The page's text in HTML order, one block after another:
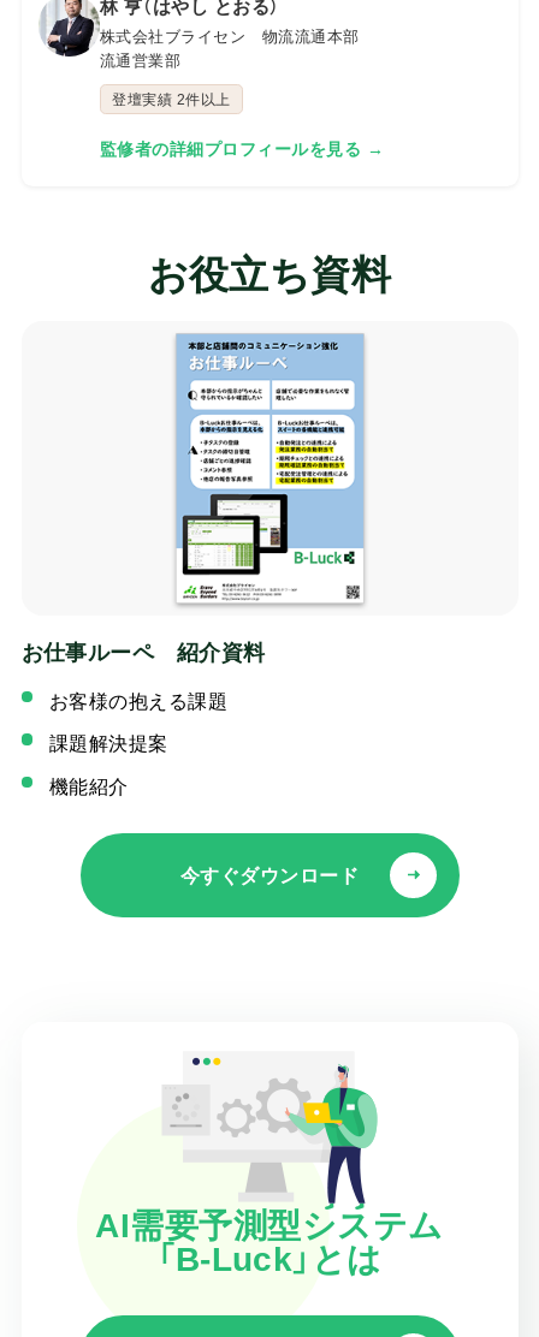
林 亨（はやし とおる）
株式会社ブライセン 物流流通本部
流通営業部
登壇実績 2件以上
監修者の詳細プロフィールを見る →
お役立ち資料
お仕事ルーペ 紹介資料
お客様の抱える課題
課題解決提案
機能紹介
今すぐダウンロード
AI需要予測型システム
「B-Luck」とは